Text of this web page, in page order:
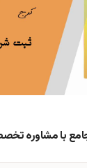
با مشاوره